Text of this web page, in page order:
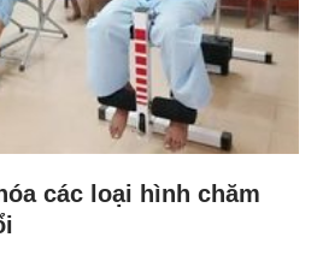
các loại hình chăm